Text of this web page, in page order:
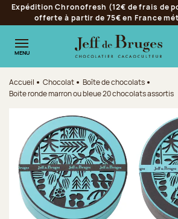
Aller à la navigation
Aller au contenu principal
Aller au pied de page
Expédition Chronofresh (12€ de frais de
offerte à partir de 75€ en France
MENU
Accueil Chocolat
Boîte de chocolats
Boite ronde marron ou bleue 20 chocolats assortis